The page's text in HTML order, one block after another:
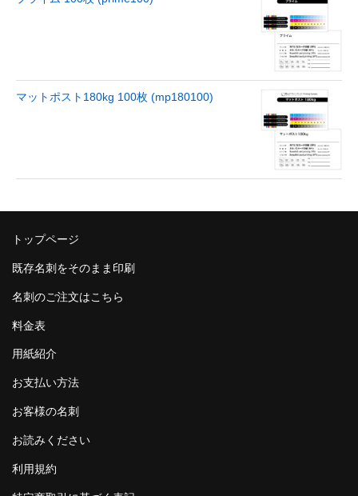
マットポスト180kg 100枚 (mp180100)
トップページ
既存名刺をそのまま印刷
名刺のご注文はこちら
料金表
用紙紹介
お支払い方法
お客様の名刺
お読みください
利用規約